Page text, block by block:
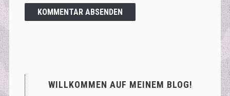
WILLKOMMEN AUF MEINEM BLOG!